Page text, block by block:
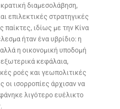
διαμεσολάβηση,
επιλεκτικές στρατηγικές
παίκτες, ιδίως με την Κίνα
ήταν ένα υβρίδιο: η
η οικονομική υποδομή
κεφάλαια,
ροές και γεωπολιτικές
οι ισορροπίες άρχισαν να
λιγότερο ευέλικτο